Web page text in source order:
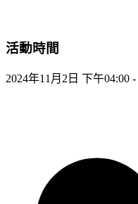
活動時間
2024年11月2日 下午04:00